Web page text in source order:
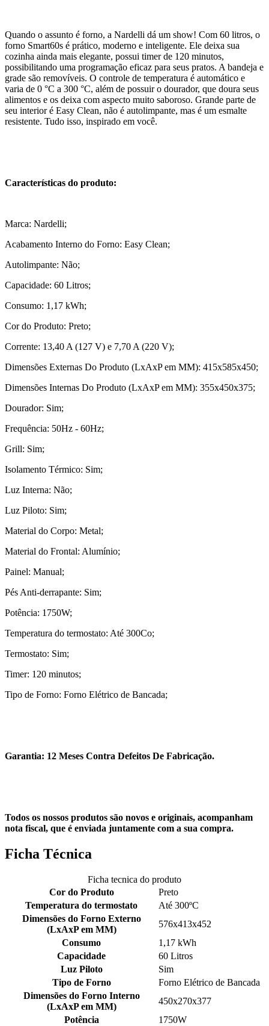
Quando o assunto é forno, a Nardelli dá um show! Com 60 litros, o
forno Smart60s é prático, moderno e inteligente. Ele deixa sua
cozinha ainda mais elegante, possui timer de 120 minutos,
possibilitando uma programação eficaz para seus pratos. A bandeja e
grade são removíveis. O controle de temperatura é automático e
varia de 0 °C a 300 °C, além de possuir o dourador, que doura seus
alimentos e os deixa com aspecto muito saboroso. Grande parte de
seu interior é Easy Clean, não é autolimpante, mas é um esmalte
resistente. Tudo isso, inspirado em você.
Características do produto:
Marca: Nardelli;
Acabamento Interno do Forno: Easy Clean;
Autolimpante: Não;
Capacidade: 60 Litros;
Consumo: 1,17 kWh;
Cor do Produto: Preto;
Corrente: 13,40 A (127 V) e 7,70 A (220 V);
Dimensões Externas Do Produto (LxAxP em MM): 415x585x450;
Dimensões Internas Do Produto (LxAxP em MM): 355x450x375;
Dourador: Sim;
Frequência: 50Hz - 60Hz;
Grill: Sim;
Isolamento Térmico: Sim;
Luz Interna: Não;
Luz Piloto: Sim;
Material do Corpo: Metal;
Material do Frontal: Alumínio;
Painel: Manual;
Pés Anti-derrapante: Sim;
Potência: 1750W;
Temperatura do termostato: Até 300Co;
Termostato: Sim;
Timer: 120 minutos;
Tipo de Forno: Forno Elétrico de Bancada;
Garantia: 12 Meses Contra Defeitos De Fabricação.
Todos os nossos produtos são novos e originais, acompanham
nota fiscal, que é enviada juntamente com a sua compra.
Ficha Técnica
Ficha tecnica do produto
Cor do Produto
Preto
Temperatura do termostato
Até 300ºC
Dimensões do Forno Externo
(LxAxP em MM)
576x413x452
Consumo
1,17 kWh
Capacidade
60 Litros
Luz Piloto
Sim
Tipo de Forno
Forno Elétrico de Bancada
Dimensões do Forno Interno
(LxAxP em MM)
450x270x377
Potência
1750W